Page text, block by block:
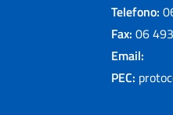
Telefono:
Fax: 06
Email:
PEC: